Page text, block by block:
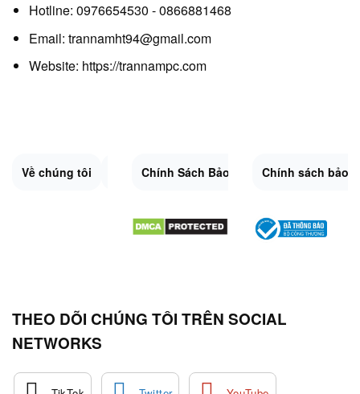
Hotline: 0976654530 - 0866881468
Email: trannamht94@gmail.com
Website: https://trannampc.com
Về chúng tôi Liên Hệ Quy Định Chung Sitemap.XML
Chính Sách Bảo Mật Đổi trả và hoàn
Chính sách bảo
THEO DÕI CHÚNG TÔI TRÊN SOCIAL
NETWORKS